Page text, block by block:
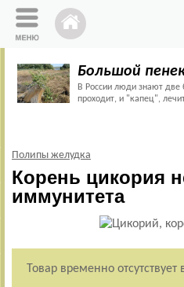
Большой
В России люди знают две
проходит, и "капец",
Полипы желудка
Корень цикория
иммунитета
Товар временно